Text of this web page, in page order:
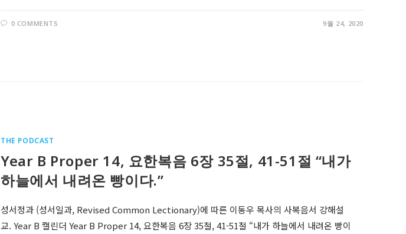
0 COMMENTS 9월 24, 2020
THE PODCAST
Year B Proper 14, 요한복음 6장 35절, 41-51절 “내가
하늘에서 내려온 빵이다.”
성서정과 (성서일과, Revised Common Lectionary)에 따른 이동우 목사의 사복음서 강해설
교. Year B 캘린더 Year B Proper 14, 요한복음 6장 35절, 41-51절 “내가 하늘에서 내려온 빵이